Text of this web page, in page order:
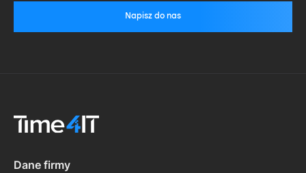
Napisz do nas
Dane firmy